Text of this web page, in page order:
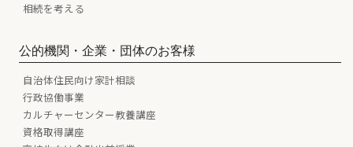
相続を考える
公的機関・企業・団体のお客様
自治体住民向け家計相談
行政協働事業
カルチャーセンター教養講座
資格取得講座